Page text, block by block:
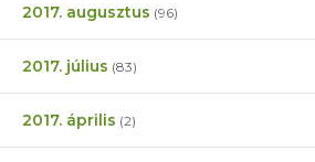
2017. augusztus (96)
2017. július (83)
2017. április (2)